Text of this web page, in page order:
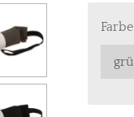
Farbe